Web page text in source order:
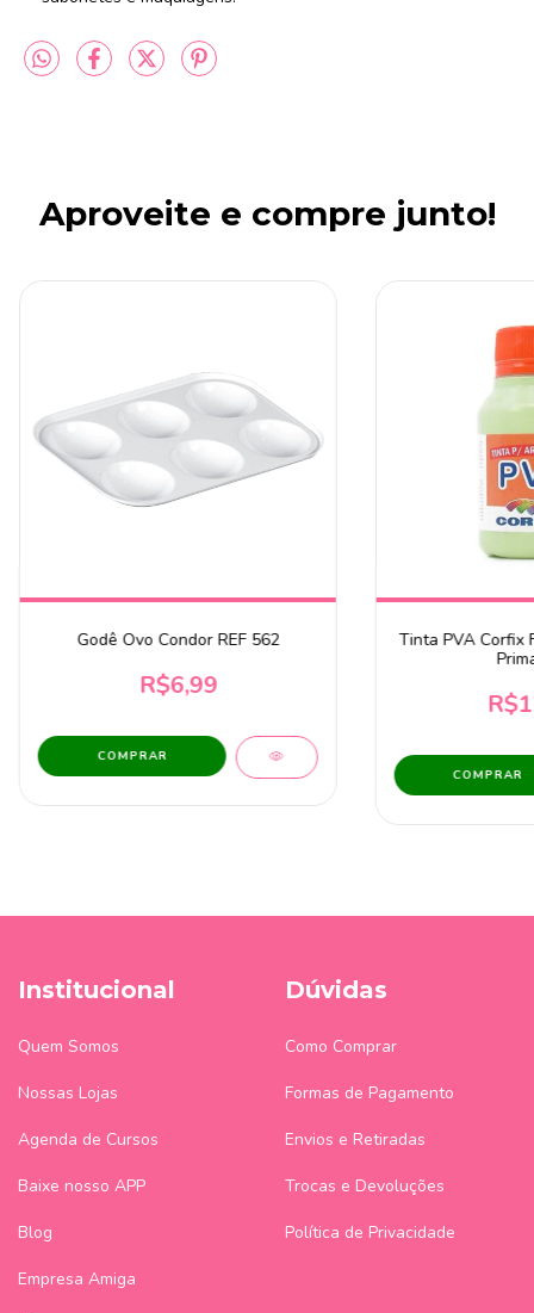
Aproveite e compre junto!
Godê Ovo Condor REF 562
R$6,99
Tinta PVA Corfix
COMPRAR
Institucional
Quem Somos
Nossas Lojas
Agenda de Cursos
Baixe nosso APP
Blog
Empresa Amiga
Dúvidas
Como Comprar
Formas de Pagamento
Envios e Retiradas
Trocas e Devoluções
Política de Privacidade